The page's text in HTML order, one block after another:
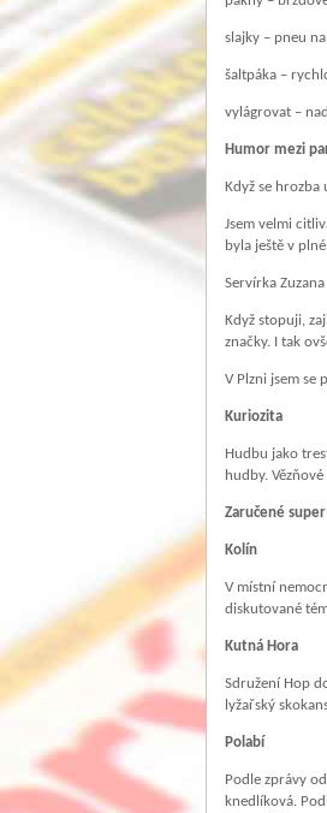
slajky – pneu
šaltpáka –
vylágrovat –
Humor mezi
Když se
Jsem velmi
byla ještě v
Servírka
Když stopuji,
značky. I tak
V Plzni jsem se
Kuriozita
Hudbu jako
hudby.
Zaručené
Kolín
V místní
diskutované
Kutná Hora
Sdružení Hop
lyžařský
Polabí
Podle zprávy
knedlíková.